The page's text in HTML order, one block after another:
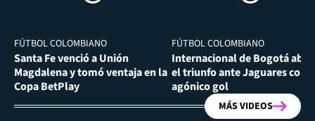
FÚTBOL COLOMBIANO
Santa Fe venció a Unión
Magdalena y tomó ventaja en la
Copa BetPlay
FÚTBOL COLOMBIANO
Internacional de Bogotá
el triunfo ante Jaguares con
agónico gol
MÁS VIDEOS